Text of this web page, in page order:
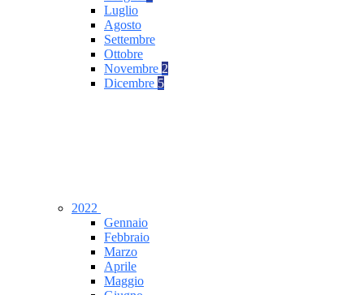
Luglio
Agosto
Settembre
Ottobre
Novembre 2
Dicembre 5
2022
Gennaio
Febbraio
Marzo
Aprile
Maggio